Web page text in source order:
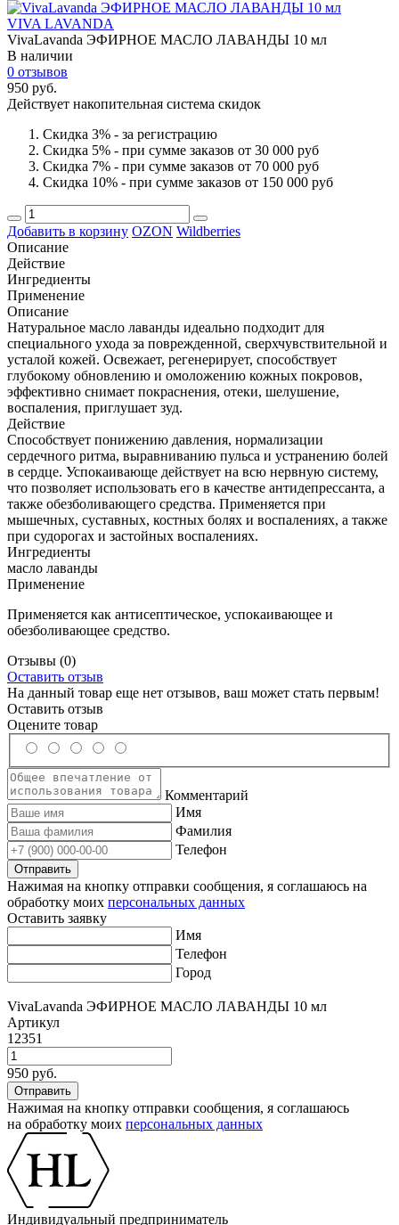
VIVA LAVANDA
VivaLavanda ЭФИРНОЕ МАСЛО ЛАВАНДЫ 10 мл
В наличии
0 отзывов
950 руб.
Действует накопительная система скидок
Скидка 3% - за регистрацию
Скидка 5% - при сумме заказов от 30 000 руб
Скидка 7% - при сумме заказов от 70 000 руб
Скидка 10% - при сумме заказов от 150 000 руб
Добавить в корзину OZON Wildberries
Описание
Действие
Ингредиенты
Применение
Описание
Натуральное масло лаванды идеально подходит для
специального ухода за поврежденной, сверхчувствительной и
усталой кожей. Освежает, регенерирует, способствует
глубокому обновлению и омоложению кожных покровов,
эффективно снимает покраснения, отеки, шелушение,
воспаления, приглушает зуд.
Действие
Способствует понижению давления, нормализации
сердечного ритма, выравниванию пульса и устранению болей
в сердце. Успокаивающе действует на всю нервную систему,
что позволяет использовать его в качестве антидепрессанта, а
также обезболивающего средства. Применяется при
мышечных, суставных, костных болях и воспалениях, а также
при судорогах и застойных воспалениях.
Ингредиенты
масло лаванды
Применение
Применяется как антисептическое, успокаивающее и
обезболивающее средство.
Отзывы (0)
Оставить отзыв
На данный товар еще нет отзывов, ваш может стать первым!
Оставить отзыв
Оцените товар
Комментарий
Имя
Фамилия
Телефон
Нажимая на кнопку отправки сообщения, я соглашаюсь на
обработку моих персональных данных
Оставить заявку
Имя
Телефон
Город
VivaLavanda ЭФИРНОЕ МАСЛО ЛАВАНДЫ 10 мл
Артикул
12351
950 руб.
Нажимая на кнопку отправки сообщения, я соглашаюсь
на обработку моих персональных данных
Индивидуальный предприниматель